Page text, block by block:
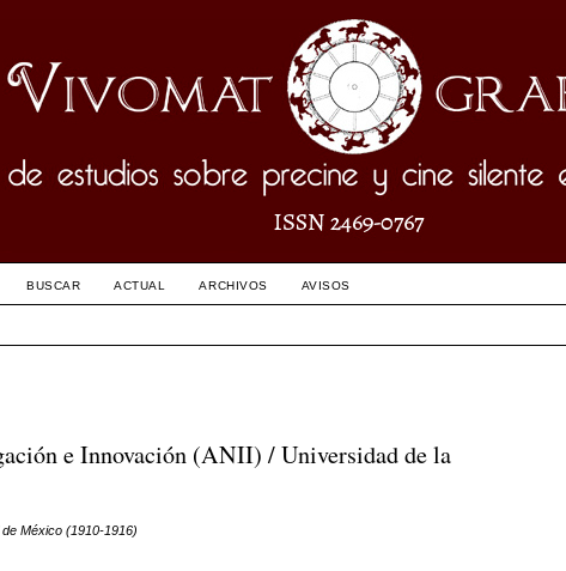
BUSCAR ACTUAL ARCHIVOS AVISOS
e Innovación (ANII) / Universidad de la
México (1910-1916)